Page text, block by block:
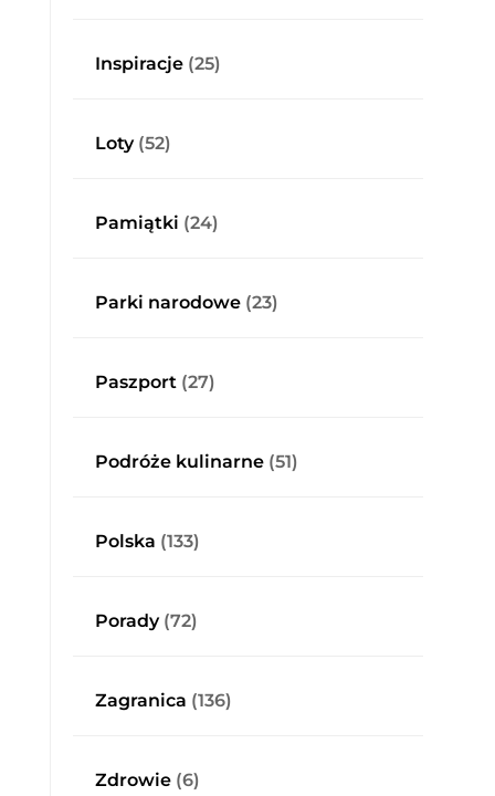
Inspiracje(25)
Loty(52)
Pamiątki (24)
Parki narodowe(23)
Paszport(27)
Podróże kulinarne(51)
Polska (133)
Porady(72)
Zagranica (136)
Zdrowie(6)